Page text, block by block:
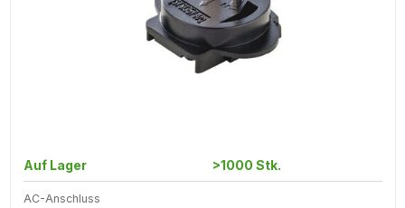
Auf Lager >1000 Stk.
AC-Anschluss